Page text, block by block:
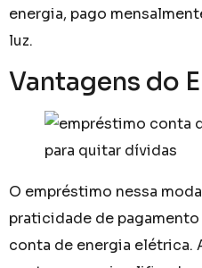
energia, pago
luz.
Vantagens do
O empréstimo nessa
praticidade de
conta de energia elétrica.